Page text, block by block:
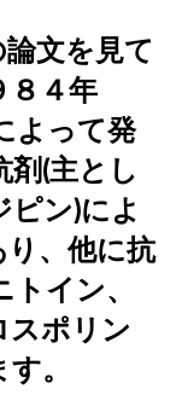
文を見て
４年
よって発
(主とし
ン)によ
、他に抗
イン、
ポリン
。